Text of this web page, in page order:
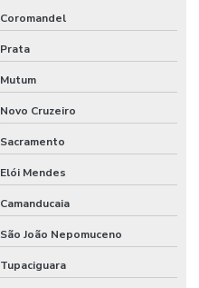
Coromandel
Prata
Mutum
Novo Cruzeiro
Sacramento
Elói Mendes
Camanducaia
São João Nepomuceno
Tupaciguara